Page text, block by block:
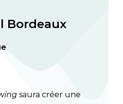
Bordeaux
saura créer une